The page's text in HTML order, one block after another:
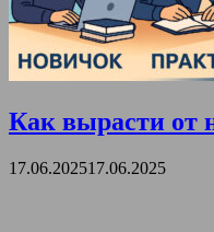
Как вырасти от
17.06.202517.06.2025